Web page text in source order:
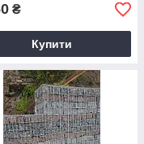
₴
Купити